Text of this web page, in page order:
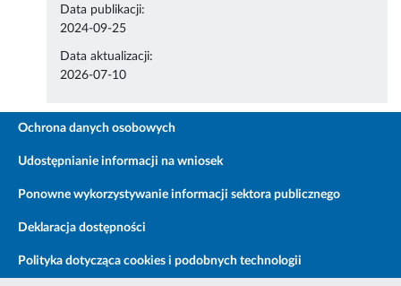
Data publikacji:
2024-09-25
Data aktualizacji:
2026-07-10
Ochrona danych osobowych
Udostępnianie informacji na wniosek
Ponowne wykorzystywanie informacji sektora publicznego
Deklaracja dostępności
Polityka dotycząca cookies i podobnych technologii